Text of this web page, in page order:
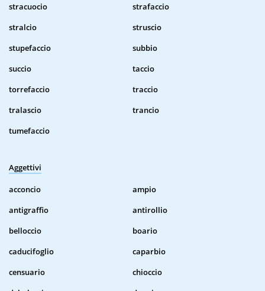
stracuocio
strafaccio
stralcio
struscio
stupefaccio
subbio
succio
taccio
torrefaccio
traccio
tralascio
trancio
tumefaccio
Aggettivi
acconcio
ampio
antigraffio
antirollio
belloccio
boario
caducifoglio
caparbio
censuario
chioccio